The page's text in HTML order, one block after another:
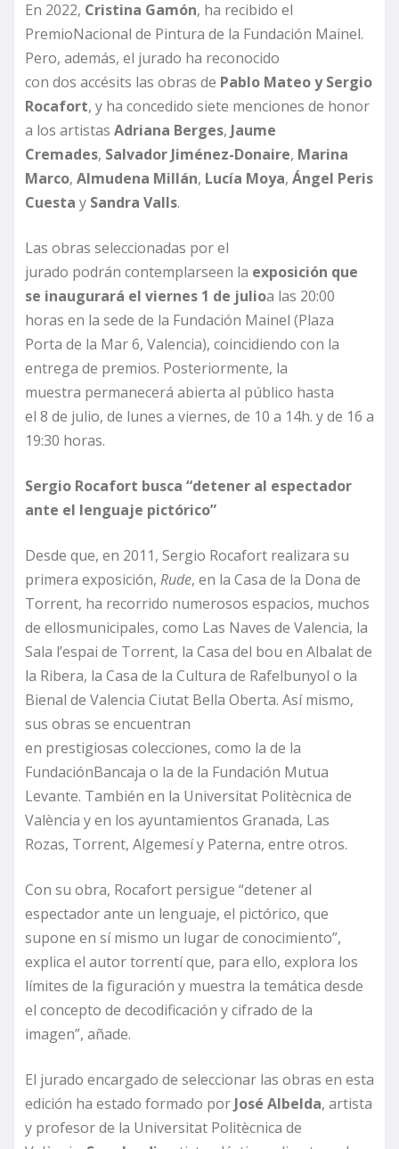
En 2022, Cristina Gamón, ha recibido el
PremioNacional de Pintura de la Fundación Mainel.
Pero, además, el jurado ha reconocido
con dos accésits las obras de Pablo Mateo y Sergio
Rocafort, y ha concedido siete menciones de honor
a los artistas Adriana Berges, Jaume
Cremades, Salvador Jiménez-Donaire, Marina
Marco, Almudena Millán, Lucía Moya, Ángel Peris
Cuesta y Sandra Valls.
Las obras seleccionadas por el
jurado podrán contemplarseen la exposición que
se inaugurará el viernes 1 de julioa las 20:00
horas en la sede de la Fundación Mainel (Plaza
Porta de la Mar 6, Valencia), coincidiendo con la
entrega de premios. Posteriormente, la
muestra permanecerá abierta al público hasta
el 8 de julio, de lunes a viernes, de 10 a 14h. y de 16 a
19:30 horas.
Sergio Rocafort busca “detener al espectador
ante el lenguaje pictórico”
Desde que, en 2011, Sergio Rocafort realizara su
primera exposición, Rude, en la Casa de la Dona de
Torrent, ha recorrido numerosos espacios, muchos
de ellosmunicipales, como Las Naves de Valencia, la
Sala l’espai de Torrent, la Casa del bou en Albalat de
la Ribera, la Casa de la Cultura de Rafelbunyol o la
Bienal de Valencia Ciutat Bella Oberta. Así mismo,
sus obras se encuentran
en prestigiosas colecciones, como la de la
FundaciónBancaja o la de la Fundación Mutua
Levante. También en la Universitat Politècnica de
València y en los ayuntamientos Granada, Las
Rozas, Torrent, Algemesí y Paterna, entre otros.
Con su obra, Rocafort persigue “detener al
espectador ante un lenguaje, el pictórico, que
supone en sí mismo un lugar de conocimiento”,
explica el autor torrentí que, para ello, explora los
límites de la figuración y muestra la temática desde
el concepto de decodificación y cifrado de la
imagen”, añade.
El jurado encargado de seleccionar las obras en esta
edición ha estado formado por José Albelda, artista
y profesor de la Universitat Politècnica de